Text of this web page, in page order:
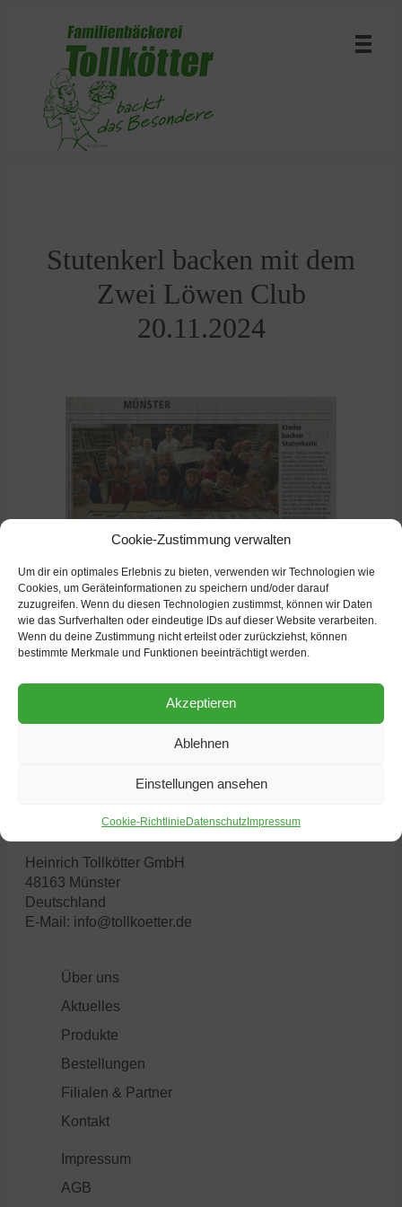
Cookie-Zustimmung verwalten
Um dir ein optimales Erlebnis zu bieten, verwenden wir Technologien wie
Cookies, um Geräteinformationen zu speichern und/oder darauf
zuzugreifen. Wenn du diesen Technologien zustimmst, können wir Daten
wie das Surfverhalten oder eindeutige IDs auf dieser Website verarbeiten.
Wenn du deine Zustimmung nicht erteilst oder zurückziehst, können
bestimmte Merkmale und Funktionen beeinträchtigt werden.
Akzeptieren
Ablehnen
Einstellungen ansehen
Cookie-Richtlinie Datenschutz Impressum
Stutenkerl backen mit dem
Zwei Löwen Club
20.11.2024
weitere Nachrichten
Heinrich Tollkötter GmbH
48163 Münster
Deutschland
E-Mail: info@tollkoetter.de
Über uns
Aktuelles
Produkte
Bestellungen
Filialen & Partner
Kontakt
Impressum
AGB